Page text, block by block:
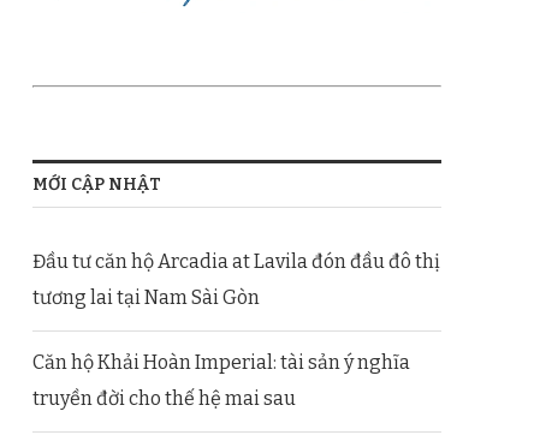
MỚI CẬP NHẬT
Đầu tư căn hộ Arcadia at Lavila đón đầu đô thị
tương lai tại Nam Sài Gòn
Căn hộ Khải Hoàn Imperial: tài sản ý nghĩa
truyền đời cho thế hệ mai sau